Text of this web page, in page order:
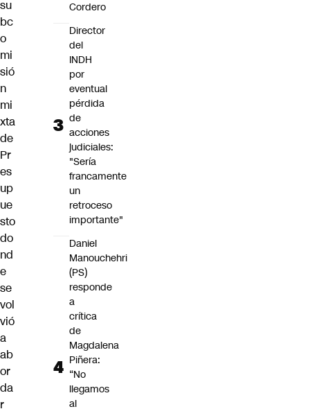
su
bc
o
mi
sió
n
mi
xta
de
Pr
es
up
ue
sto
do
nd
e
se
vol
vió
a
ab
or
da
r
Cordero
Director
del
INDH
por
eventual
pérdida
de
acciones
judiciales:
"Sería
francamente
un
retroceso
importante"
Daniel
Manouchehri
(PS)
responde
a
crítica
de
Magdalena
Piñera:
“No
llegamos
al